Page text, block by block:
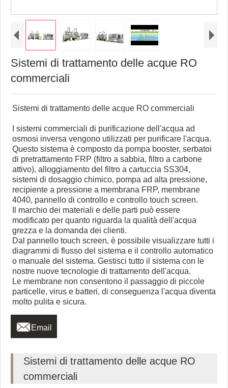
Sistemi di trattamento delle acque RO
commerciali
Sistemi di trattamento delle acque RO commerciali
I sistemi commerciali di purificazione dell'acqua ad
osmosi inversa vengono utilizzati per purificare l'acqua.
Questo sistema è composto da pompa booster, serbatoi
di pretrattamento FRP (filtro a sabbia, filtro a carbone
attivo), alloggiamento del filtro a cartuccia SS304,
sistemi di dosaggio chimico, pompa ad alta pressione,
recipiente a pressione a membrana FRP, membrane
4040, pannello di controllo e controllo touch screen.
Il marchio dei materiali e delle parti può essere
modificato per quanto riguarda la qualità dell'acqua
grezza e la domanda dei clienti.
Dal pannello touch screen, è possibile visualizzare tutti i
diagrammi di flusso del sistema e il controllo automatico
o manuale del sistema. Gestisci tutto il sistema con le
nostre nuove tecnologie di trattamento dell'acqua.
Le membrane non consentono il passaggio di piccole
particelle, virus e batteri, di conseguenza l'acqua diventa
molto pulita e sicura.
 Email
Sistemi di trattamento delle acque RO
commerciali